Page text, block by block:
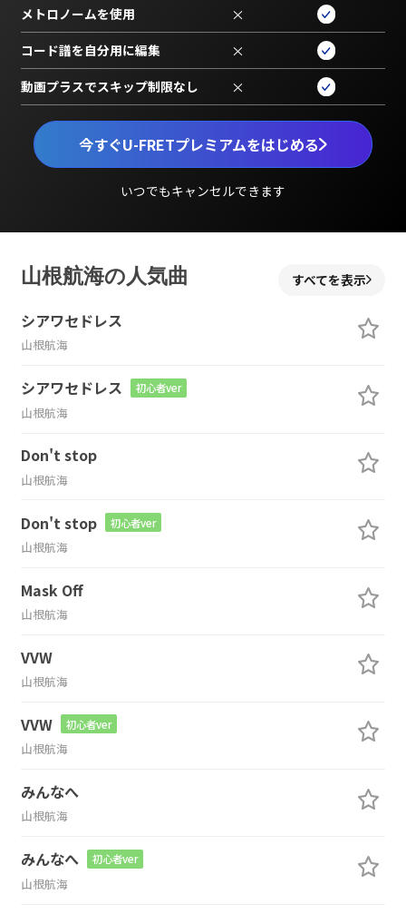
今すぐU-FRETプレミアムをはじめる
いつでもキャンセルできます
メトロノームを使用 ×
コード譜を自分用に編集 ×
動画プラスでスキップ制限なし ×
山根航海の人気曲 すべてを表示
シアワセドレス
山根航海
シアワセドレス 初心者ver
山根航海
Don't stop
山根航海
Don't stop 初心者ver
山根航海
Mask Off
山根航海
VVW
山根航海
VVW 初心者ver
山根航海
みんなへ
山根航海
みんなへ 初心者ver
山根航海